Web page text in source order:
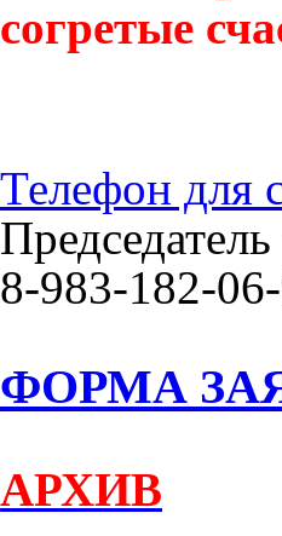
согретые
Телефон для
8-983-182-
ФОРМА
АРХИВ